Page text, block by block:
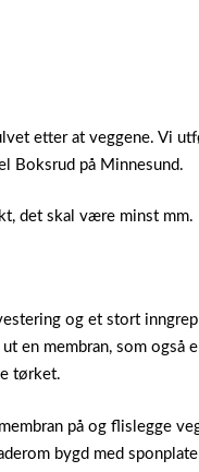
etter at veggene. Vi
Boksrud på Minnesund.
det skal være minst mm.
og et stort
en membran, som også
tørket.
på og flislegge
bygd med